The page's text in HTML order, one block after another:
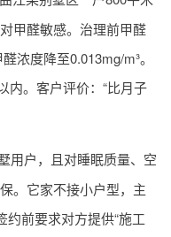
甲醛敏感。治理前甲醛
浓度降至0.013mg/m³。
内。客户评价：“比月子
用户，且对睡眠质量、空
。它家不接小户型，主
前要求对方提供“施工